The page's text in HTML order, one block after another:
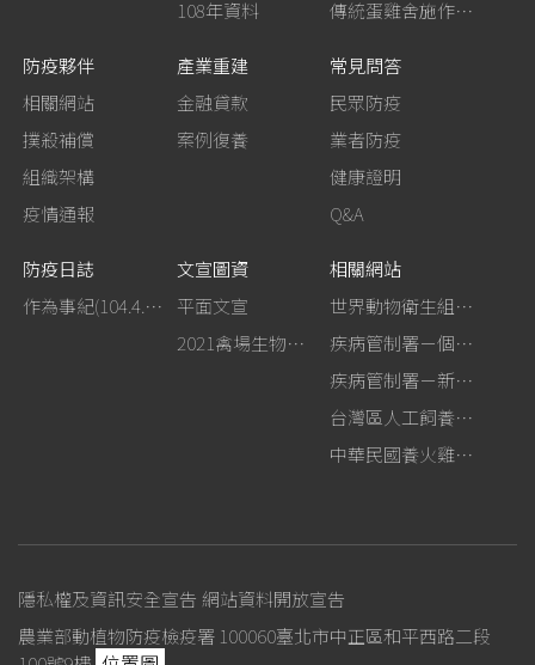
108年資料
傳統蛋雞舍施作生石灰消毒
防疫夥伴
相關網站
撲殺補償
組織架構
疫情通報
產業重建
金融貸款
案例復養
常見問答
民眾防疫
業者防疫
健康證明
Q&A
防疫日誌
作為事紀(104.4.13行政院新聞傳播處彙整)
文宣圖資
平面文宣
2021禽場生物安全手冊
相關網站
世界動物衛生組織－禽流感網站
疾病管制署－個人防護裝備使用建議
疾病管制署－新型A型流感專區
台灣區人工飼養鴕鳥協會
中華民國養火雞協會
隱私權及資訊安全宣告 網站資料開放宣告
農業部動植物防疫檢疫署 100060臺北市中正區和平西路二段